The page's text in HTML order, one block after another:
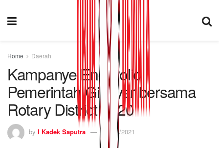
Home Daerah
Kampanye End Polio
Pemerintah Gianyar bersama
Rotary District 3420
by I Kadek Saputra 21/10/2021